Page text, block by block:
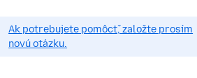
Ak potrebujete pomôcť, založte prosím
novú otázku.